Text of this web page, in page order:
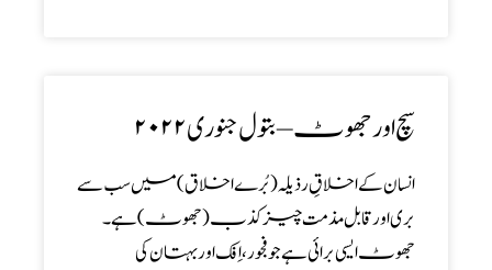
سچ اور جھوٹ – بتول جنوری ۲۰۲۲
انسان کے اخلاقِ رذیلہ ( بُرے اخلاق) میں سب سے
بری اورقابل مذمت چیز کذب ( جھوٹ) ہے ۔
جھوٹ ایسی برائی ہے جو فجور ، اِفک اوربہتان کی